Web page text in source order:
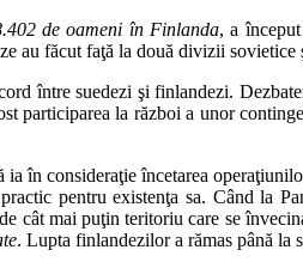
de oameni în Finlanda, a
au făcut faţă la două divizii
între suedezi şi finlandezi.
participarea la război a unor
ia în consideraţie încetarea
pentru existenţa sa. Când la
cât mai puţin teritoriu care se
. Lupta finlandezilor a rămas până la